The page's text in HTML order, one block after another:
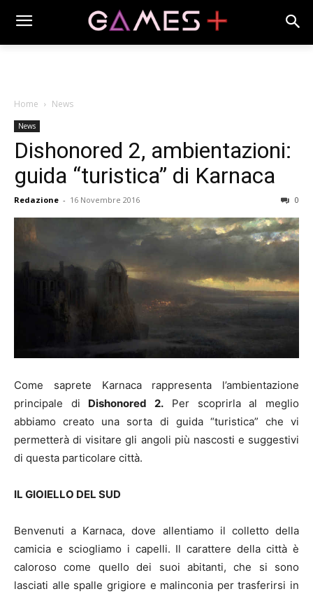
Home News
News
Dishonored 2, ambientazioni:
guida “turistica” di Karnaca
Redazione - 16 Novembre 2016 0
Come saprete Karnaca rappresenta l’ambientazione
principale di Dishonored 2.
Per scoprirla al meglio
abbiamo creato una sorta di guida “turistica” che vi
permetterà di visitare gli angoli più nascosti e suggestivi
di questa particolare città.
IL GIOIELLO DEL SUD
Benvenuti a Karnaca, dove allentiamo il colletto della
camicia e sciogliamo i capelli. Il carattere della città è
caloroso come quello dei suoi abitanti, che si sono
lasciati alle spalle grigiore e malinconia per trasferirsi in